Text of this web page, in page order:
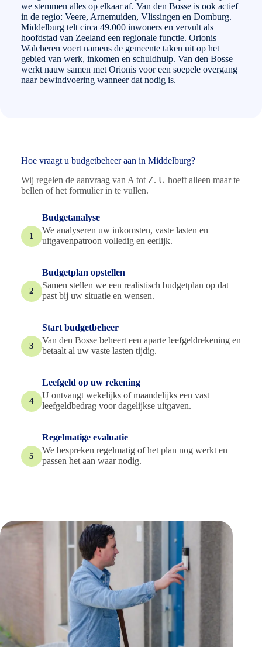
we stemmen alles op elkaar af. Van den Bosse is ook actief
in de regio: Veere, Arnemuiden, Vlissingen en Domburg.
Middelburg telt circa 49.000 inwoners en vervult als
hoofdstad van Zeeland een regionale functie. Orionis
Walcheren voert namens de gemeente taken uit op het
gebied van werk, inkomen en schuldhulp. Van den Bosse
werkt nauw samen met Orionis voor een soepele overgang
naar bewindvoering wanneer dat nodig is.
Hoe vraagt u budgetbeheer aan in Middelburg?
Wij regelen de aanvraag van A tot Z. U hoeft alleen maar te
bellen of het formulier in te vullen.
1
Budgetanalyse
We analyseren uw inkomsten, vaste lasten en
uitgavenpatroon volledig en eerlijk.
2
Budgetplan opstellen
Samen stellen we een realistisch budgetplan op dat
past bij uw situatie en wensen.
3
Start budgetbeheer
Van den Bosse beheert een aparte leefgeldrekening en
betaalt al uw vaste lasten tijdig.
4
Leefgeld op uw rekening
U ontvangt wekelijks of maandelijks een vast
leefgeldbedrag voor dagelijkse uitgaven.
5
Regelmatige evaluatie
We bespreken regelmatig of het plan nog werkt en
passen het aan waar nodig.